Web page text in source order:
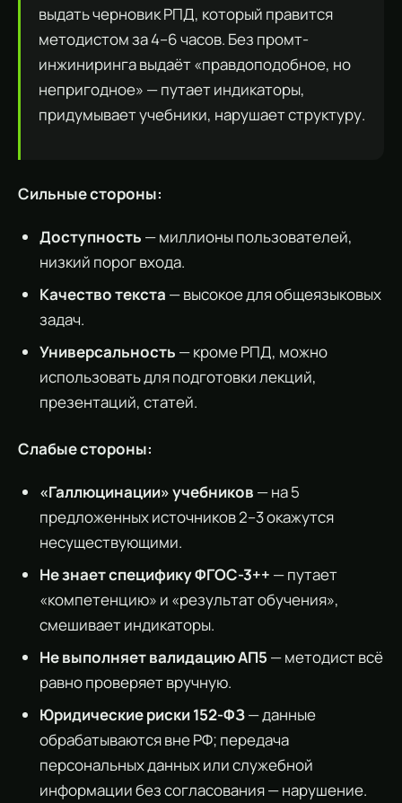
выдать черновик РПД, который правится
методистом за 4–6 часов. Без промт-
инжиниринга выдаёт «правдоподобное, но
непригодное» — путает индикаторы,
придумывает учебники, нарушает структуру.
Сильные стороны:
Доступность — миллионы пользователей,
низкий порог входа.
Качество текста — высокое для общеязыковых
задач.
Универсальность — кроме РПД, можно
использовать для подготовки лекций,
презентаций, статей.
Слабые стороны:
«Галлюцинации» учебников — на 5
предложенных источников 2–3 окажутся
несуществующими.
Не знает специфику ФГОС-3++ — путает
«компетенцию» и «результат обучения»,
смешивает индикаторы.
Не выполняет валидацию АП5 — методист всё
равно проверяет вручную.
Юридические риски 152-ФЗ— данные
обрабатываются вне РФ; передача
персональных данных или служебной
информации без согласования — нарушение.